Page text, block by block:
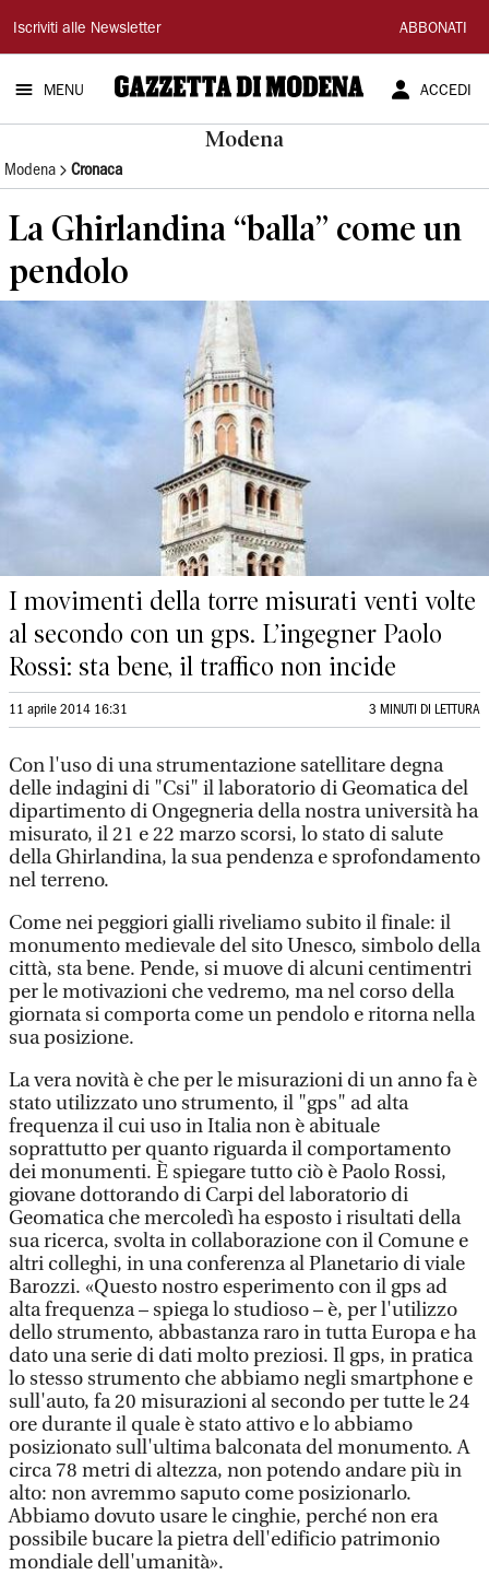
Gazzetta
di
Modena
Iscriviti alle Newsletter ABBONATI
MENU ACCEDI
Modena
Modena Cronaca
La Ghirlandina “balla” come un
pendolo
I movimenti della torre misurati venti volte
al secondo con un gps. L’ingegner Paolo
Rossi: sta bene, il traffico non incide
11 aprile 2014 16:31 3 MINUTI DI LETTURA
Con l'uso di una strumentazione satellitare degna
delle indagini di "Csi" il laboratorio di Geomatica del
dipartimento di Ongegneria della nostra università ha
misurato, il 21 e 22 marzo scorsi, lo stato di salute
della Ghirlandina, la sua pendenza e sprofondamento
nel terreno.
Come nei peggiori gialli riveliamo subito il finale: il
monumento medievale del sito Unesco, simbolo della
città, sta bene. Pende, si muove di alcuni centimentri
per le motivazioni che vedremo, ma nel corso della
giornata si comporta come un pendolo e ritorna nella
sua posizione.
La vera novità è che per le misurazioni di un anno fa è
stato utilizzato uno strumento, il "gps" ad alta
frequenza il cui uso in Italia non è abituale
soprattutto per quanto riguarda il comportamento
dei monumenti. È spiegare tutto ciò è Paolo Rossi,
giovane dottorando di Carpi del laboratorio di
Geomatica che mercoledì ha esposto i risultati della
sua ricerca, svolta in collaborazione con il Comune e
altri colleghi, in una conferenza al Planetario di viale
Barozzi. «Questo nostro esperimento con il gps ad
alta frequenza – spiega lo studioso – è, per l'utilizzo
dello strumento, abbastanza raro in tutta Europa e ha
dato una serie di dati molto preziosi. Il gps, in pratica
lo stesso strumento che abbiamo negli smartphone e
sull'auto, fa 20 misurazioni al secondo per tutte le 24
ore durante il quale è stato attivo e lo abbiamo
posizionato sull'ultima balconata del monumento. A
circa 78 metri di altezza, non potendo andare più in
alto: non avremmo saputo come posizionarlo.
Abbiamo dovuto usare le cinghie, perché non era
possibile bucare la pietra dell'edificio patrimonio
mondiale dell'umanità».